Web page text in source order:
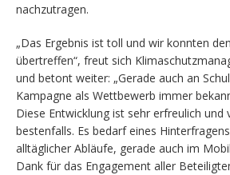
nachzutragen.
„Das Ergebnis ist toll und wir konnten
übertreffen“, freut sich
und betont weiter: „Gerade auch an
Kampagne als Wettbewerb immer
Diese Entwicklung ist sehr erfreulich und
bestenfalls. Es bedarf eines
alltäglicher Abläufe, gerade auch im
Dank für das Engagement aller